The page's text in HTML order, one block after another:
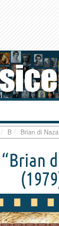
B Brian di